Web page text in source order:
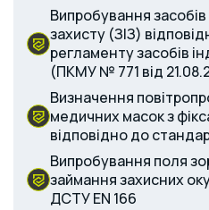
Випробування
захисту (ЗІЗ)
регламенту засобів
(ПКМУ № 771 від
Визначення
медичних масок з
відповідно до
Випробування поля
займання захисних
ДСТУ EN 166